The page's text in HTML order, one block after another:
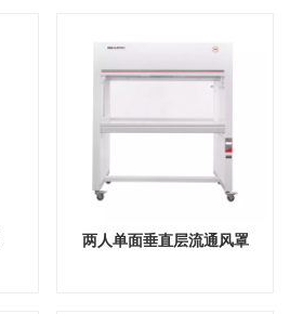
两人单面垂直层流通风罩